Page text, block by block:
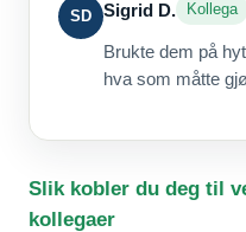
SD Sigrid D. Kollega
Brukte dem på
hva som måtte
Slik kobler du deg til
kollegaer